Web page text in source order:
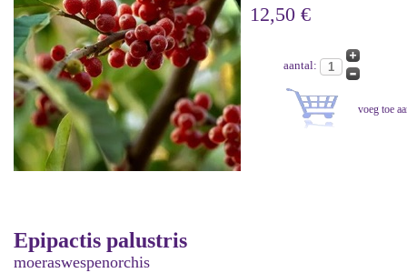
12,50 €
aantal:
Epipactis palustris
moeraswespenorchis